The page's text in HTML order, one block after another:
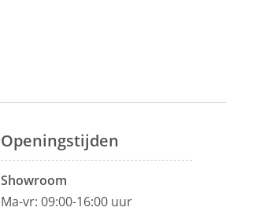
Openingstijden
Showroom
Ma-vr: 09:00-16:00 uur